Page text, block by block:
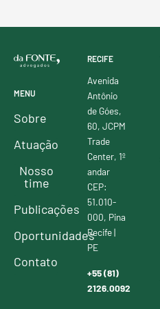
MENU
Sobre
Atuação
Nosso
time
Publicações
Oportunidades
Contato
RECIFE
Avenida
Antônio
de Góes,
60, JCPM
Trade
Center, 1º
andar
CEP:
51.010-
000, Pina
Recife |
PE
+55 (81)
2126.0092